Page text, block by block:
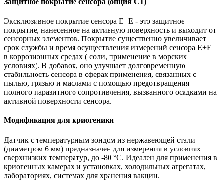
Эксклюзивное покрытие сенсора E+E - это защитное
покрытие, нанесенное на активную поверхность и выходит от
сенсорных элементов. Покрытие существенно увеличивает
срок службы и время осуществления измерений сенсора E+E
в коррозионных средах ( соли, применение в морских
условиях). В добавок, оно улучшает долговременную
стабильность сенсора в сферах применения, связанных с
пылью, грязью и маслами с помощью предотвращения
полного паразитного сопротивления, вызванного осадками на
активной поверхности сенсора.
Модификация для криогеники
Датчик с температурным зондом из нержавеющей стали
(диаметром 6 мм) предназначен для измерения в условиях
сверхнизких температур, до -80 °C. Идеален для применения в
криогенных камерах и установках, холодильных агрегатах,
лабораториях, системах для хранения вакцин.